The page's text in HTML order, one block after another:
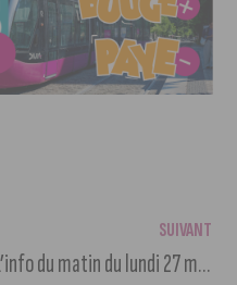
SUIVANT
L’info du matin du lundi 27 mai 2024